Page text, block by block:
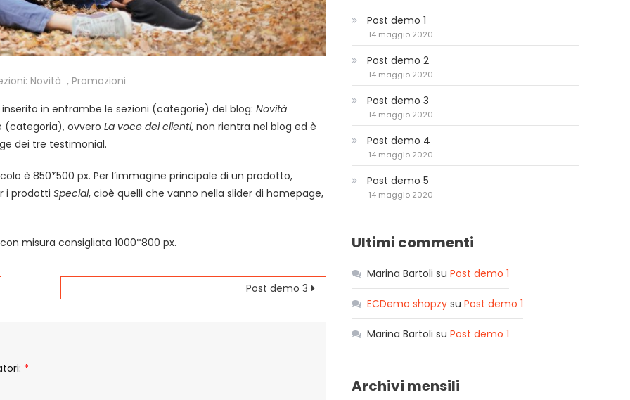
Novità , Promozioni
in entrambe le sezioni (categorie) del blog: Novità
(categoria), ovvero La voce dei clienti, non rientra nel blog ed è
dei tre testimonial.
è 850*500 px. Per l’immagine principale di un prodotto,
i prodotti Special, cioè quelli che vanno nella slider di homepage,
misura consigliata 1000*800 px.
Post demo 3
*
Post demo 1
14 maggio 2020
Post demo 2
14 maggio 2020
Post demo 3
14 maggio 2020
Post demo 4
14 maggio 2020
Post demo 5
14 maggio 2020
Ultimi commenti
Marina Bartoli su Post demo 1
ECDemo shopzy su Post demo 1
Marina Bartoli su Post demo 1
Archivi mensili